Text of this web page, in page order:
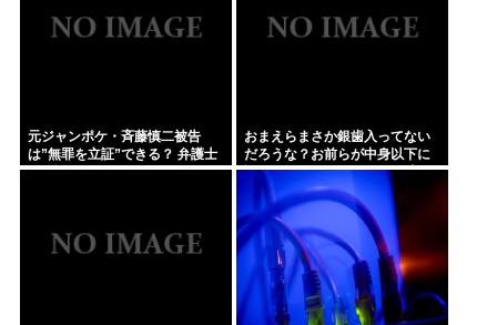
元ジャンポケ・斉藤慎二被告
は”無罪を立証”できる？ 弁護士
が解説
おまえらまさか銀歯入ってない
だろうな？お前らが中身以下に
評価される原因は口開けた時に
見える銀歯